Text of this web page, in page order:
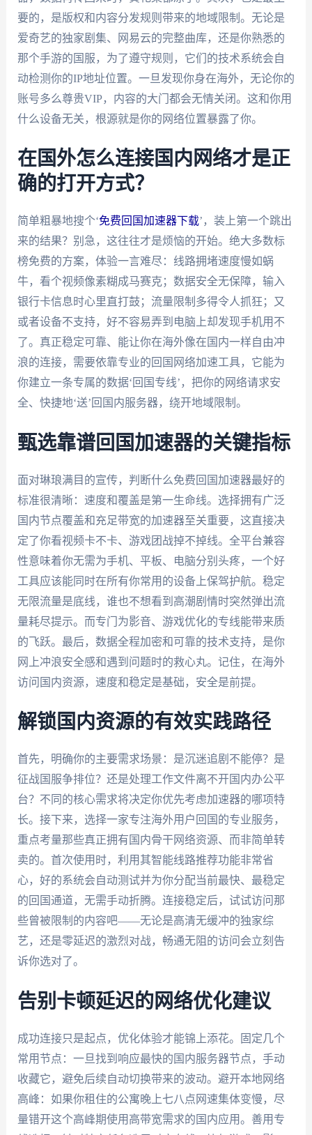
要的，是版权和内容分发规则带来的地域限制。无论是
爱奇艺的独家剧集、网易云的完整曲库，还是你熟悉的
那个手游的国服，为了遵守规则，它们的技术系统会自
动检测你的IP地址位置。一旦发现你身在海外，无论你的
账号多么尊贵VIP，内容的大门都会无情关闭。这和你用
什么设备无关，根源就是你的网络位置暴露了你。
在国外怎么连接国内网络才是正
确的打开方式？
简单粗暴地搜个‘免费回国加速器下载’，装上第一个跳出
来的结果？别急，这往往才是烦恼的开始。绝大多数标
榜免费的方案，体验一言难尽：线路拥堵速度慢如蜗
牛，看个视频像素糊成马赛克；数据安全无保障，输入
银行卡信息时心里直打鼓；流量限制多得令人抓狂；又
或者设备不支持，好不容易弄到电脑上却发现手机用不
了。真正稳定可靠、能让你在海外像在国内一样自由冲
浪的连接，需要依靠专业的回国网络加速工具，它能为
你建立一条专属的数据‘回国专线’，把你的网络请求安
全、快捷地‘送’回国内服务器，绕开地域限制。
甄选靠谱回国加速器的关键指标
面对琳琅满目的宣传，判断什么免费回国加速器最好的
标准很清晰：速度和覆盖是第一生命线。选择拥有广泛
国内节点覆盖和充足带宽的加速器至关重要，这直接决
定了你看视频卡不卡、游戏团战掉不掉线。全平台兼容
性意味着你无需为手机、平板、电脑分别头疼，一个好
工具应该能同时在所有你常用的设备上保驾护航。稳定
无限流量是底线，谁也不想看到高潮剧情时突然弹出流
量耗尽提示。而专门为影音、游戏优化的专线能带来质
的飞跃。最后，数据全程加密和可靠的技术支持，是你
网上冲浪安全感和遇到问题时的救心丸。记住，在海外
访问国内资源，速度和稳定是基础，安全是前提。
解锁国内资源的有效实践路径
首先，明确你的主要需求场景：是沉迷追剧不能停？是
征战国服争排位？还是处理工作文件离不开国内办公平
台？不同的核心需求将决定你优先考虑加速器的哪项特
长。接下来，选择一家专注海外用户回国的专业服务，
重点考量那些真正拥有国内骨干网络资源、而非简单转
卖的。首次使用时，利用其智能线路推荐功能非常省
心，好的系统会自动测试并为你分配当前最快、最稳定
的回国通道，无需手动折腾。连接稳定后，试试访问那
些曾被限制的内容吧——无论是高清无缓冲的独家综
艺，还是零延迟的激烈对战，畅通无阻的访问会立刻告
诉你选对了。
告别卡顿延迟的网络优化建议
成功连接只是起点，优化体验才能锦上添花。固定几个
常用节点：一旦找到响应最快的国内服务器节点，手动
收藏它，避免后续自动切换带来的波动。避开本地网络
高峰：如果你租住的公寓晚上七八点网速集体变慢，尽
量错开这个高峰期使用高带宽需求的国内应用。善用专